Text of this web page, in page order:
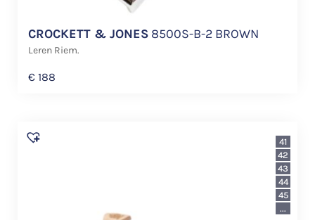
CROCKETT & JONES 8500S-B-2 BROWN
Leren Riem.
€ 188
41
42
43
44
45
...